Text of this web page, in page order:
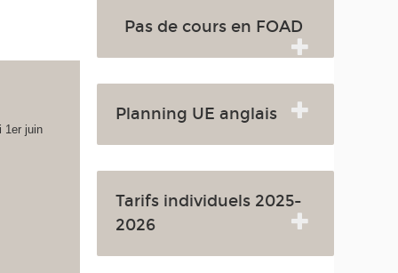
1er juin
Pas de cours en FOAD
Planning UE anglais
Tarifs individuels 2025-
2026